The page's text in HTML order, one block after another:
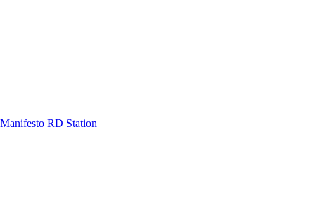
Manifesto RD Station